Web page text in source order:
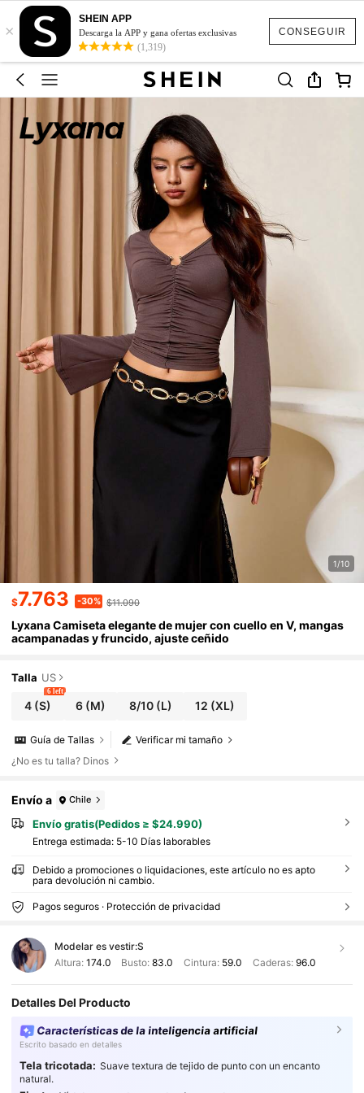
CONSEGUIR
×
SHEIN APP
Descarga la APP y gana ofertas exclusivas
(1,319)
1/10
$7.763 -30% $11.090
Lyxana Camiseta elegante de mujer con cuello en V, mangas
acampanadas y fruncido, ajuste ceñido
Talla US
4 (S)
6 left
6 (M) 8/10(L) 12 (XL)
Verificar mi tamaño
Guía de Tallas
¿No es tu talla? Dinos
Envío a Chile
Envío gratis(Pedidos ≥ $24.990)
Entrega estimada: 5-10 Días laborables
Debido a promociones o liquidaciones, este artículo no es apto
para devolución ni cambio.
Pagos seguros · Protección de privacidad
Modelar es vestir:S
Altura: 174.0 Busto:83.0 Cintura: 59.0 Caderas: 96.0
Detalles Del Producto
Características de la inteligencia artificial
Escrito basado en detalles
Tela tricotada: Suave textura de tejido de punto con un encanto
natural.
4,90 48K Seguidores